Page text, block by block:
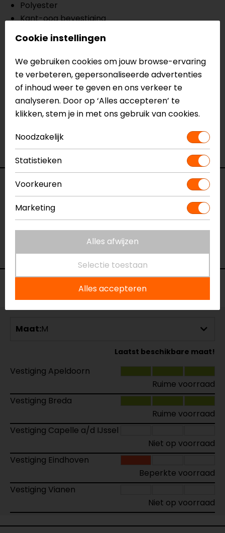
Polyester
Kant-oog bevestiging
Lichtgewicht en comfortabel
Heb je meer informatie nodig over dit product?
Neem dancontactmet ons op of kom langs in één
vanonze winkelsin Breda, Capelle aan den IJssel,
Eindhoven, Vianen of Apeldoorn. In de winkels kun je
het product bekijken & passen en staan onze
verkoopmedewerkers voor je klaar met advies.
Bekijk onze andere
Specificaties
Naam
Vision Night Eye Reflectievest
Kleur
Fluor
Maat:M
Laatst beschikbare maat!
Vestiging Apeldoorn
Ruime voorraad
Vestiging Breda
Ruime voorraad
Vestiging Capelle a/d IJssel
Niet op voorraad
Vestiging Eindhoven
Beperkte voorraad
Vestiging Vianen
Niet op voorraad
Cookie instellingen
We gebruiken cookies om jouw browse-ervaring
te verbeteren, gepersonaliseerde advertenties
of inhoud weer te geven en ons verkeer te
analyseren. Door op ‘Alles accepteren’ te
klikken, stem je in met ons gebruik van cookies.
Noodzakelijk
Statistieken
Voorkeuren
Marketing
Alles afwijzen
Selectie toestaan
Alles accepteren